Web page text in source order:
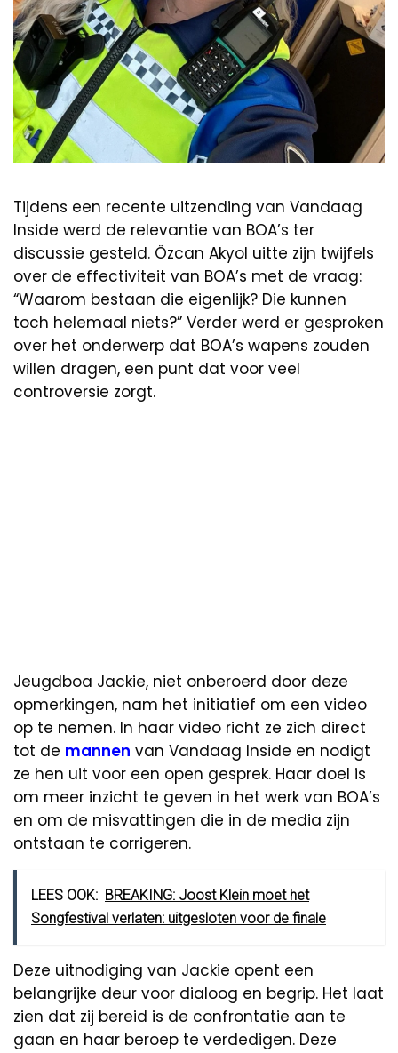
Tijdens een recente uitzending van Vandaag
Inside werd de relevantie van BOA’s ter
discussie gesteld. Özcan Akyol uitte zijn twijfels
over de effectiviteit van BOA’s met de vraag:
“Waarom bestaan die eigenlijk? Die kunnen
toch helemaal niets?” Verder werd er gesproken
over het onderwerp dat BOA’s wapens zouden
willen dragen, een punt dat voor veel
controversie zorgt.
Jeugdboa Jackie, niet onberoerd door deze
opmerkingen, nam het initiatief om een video
op te nemen. In haar video richt ze zich direct
tot de mannen van Vandaag Inside en nodigt
ze hen uit voor een open gesprek. Haar doel is
om meer inzicht te geven in het werk van BOA’s
en om de misvattingen die in de media zijn
ontstaan te corrigeren.
LEES OOK: BREAKING: Joost Klein moet het
Songfestival verlaten: uitgesloten voor de finale
Deze uitnodiging van Jackie opent een
belangrijke deur voor dialoog en begrip. Het laat
zien dat zij bereid is de confrontatie aan te
gaan en haar beroep te verdedigen. Deze